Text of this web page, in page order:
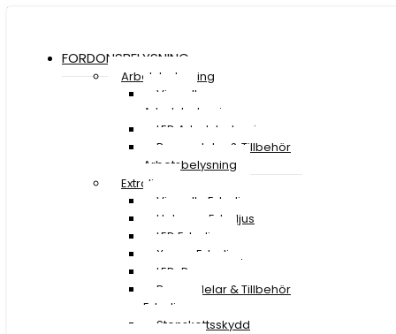
FORDONSBELYSNING
Arbetsbelysning
Visa all
Arbetsbelysning
LED Arbetsbelysning
Reservdelar & Tillbehör
Arbetsbelysning
Extraljus
Visa alla Extraljus
Halogen Extraljus
LED Extraljus
Xenon Extraljus
LED-Ramper
Reservdelar & Tillbehör
Extraljus
Stenskottsskydd